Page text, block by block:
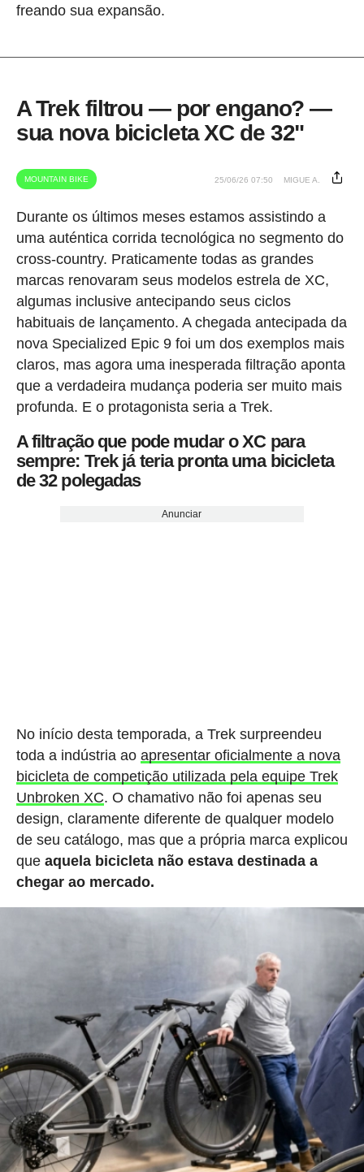
freando sua expansão.
A Trek filtrou — por engano? —
sua nova bicicleta XC de 32"
MOUNTAIN BIKE 25/06/26 07:50 MIGUE A.
Durante os últimos meses estamos assistindo a
uma auténtica corrida tecnológica no segmento do
cross-country. Praticamente todas as grandes
marcas renovaram seus modelos estrela de XC,
algumas inclusive antecipando seus ciclos
habituais de lançamento. A chegada antecipada da
nova Specialized Epic 9 foi um dos exemplos mais
claros, mas agora uma inesperada filtração aponta
que a verdadeira mudança poderia ser muito mais
profunda. E o protagonista seria a Trek.
A filtração que pode mudar o XC para
sempre: Trek já teria pronta uma bicicleta
de 32 polegadas
Anunciar
No início desta temporada, a Trek surpreendeu
toda a indústria ao apresentar oficialmente a nova
bicicleta de competição utilizada pela equipe Trek
Unbroken XC. O chamativo não foi apenas seu
design, claramente diferente de qualquer modelo
de seu catálogo, mas que a própria marca explicou
que aquela bicicleta não estava destinada a
chegar ao mercado.